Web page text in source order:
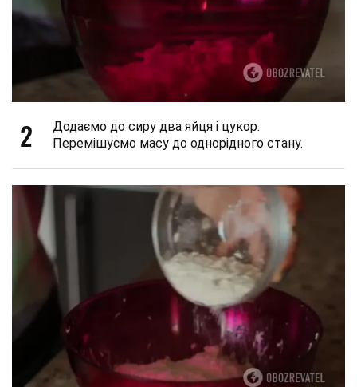
2
Додаємо до сиру два яйця і цукор.
Перемішуємо масу до однорідного стану.